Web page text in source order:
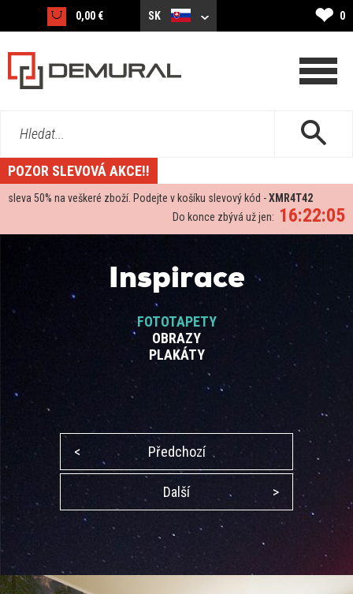
0,00 € SK ❤ 0
Hledat...
POZOR SLEVOVÁ AKCE!!
sleva 50% na veškeré zboží. Podejte v košíku slevový kód -XMR4T42
16:22:05
Do konce zbývá už jen:
Inspirace
FOTOTAPETY
OBRAZY
PLAKÁTY
< Předchozí
Další >